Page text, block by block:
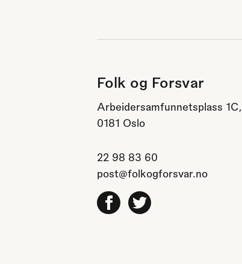
Folk og Forsvar
Arbeidersamfunnetsplass 1C,
0181 Oslo
22 98 83 60
post@folkogforsvar.no
FacebookTwitter